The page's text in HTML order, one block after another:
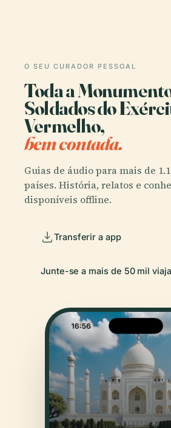
O SEU CURADOR PESSOAL
Toda a
Soldados do
Vermelho,
bem contada.
Guias de áudio para mais de
países. História, relatos e
disponíveis offline.
Transferir a app
Junte-se a mais de 50 mil